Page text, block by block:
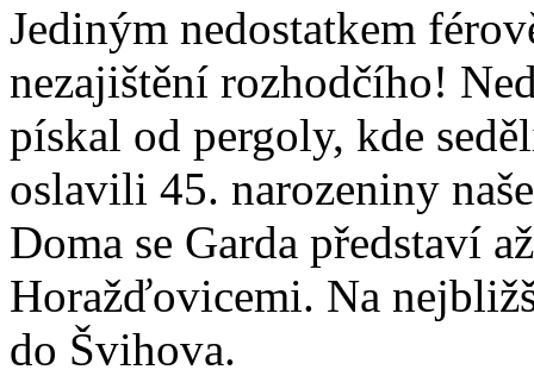
Jediným nedostatkem
nezajištění rozhodčího!
pískal od pergoly, kde
oslavili 45. narozeniny
Doma se Garda představí
Horažďovicemi. Na
do Švihova.